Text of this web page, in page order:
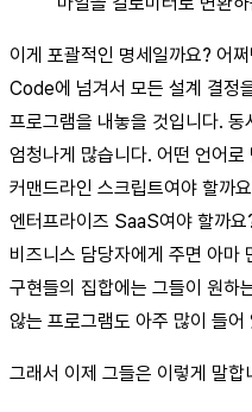
이게 포괄적인 명세일까요? 어
Code에 넘겨서 모든 설계 결정
프로그램을 내놓을 것입니다. 동
엄청나게 많습니다. 어떤 언어
커맨드라인 스크립트여야 할까
엔터프라이즈 SaaS여야 할까
비즈니스 담당자에게 주면 아마
구현들의 집합에는 그들이 원하
않는 프로그램도 아주 많이 들어
그래서 이제 그들은 이렇게 말합